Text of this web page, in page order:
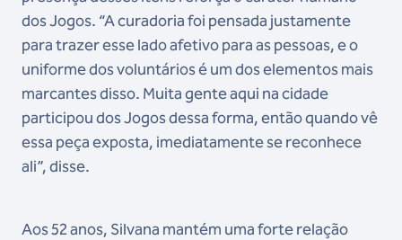
dos Jogos. “A curadoria foi pensada justamente
para trazer esse lado afetivo para as pessoas, e o
uniforme dos voluntários é um dos elementos mais
marcantes disso. Muita gente aqui na cidade
participou dos Jogos dessa forma, então quando vê
essa peça exposta, imediatamente se reconhece
ali”, disse.
Aos 52 anos, Silvana mantém uma forte relação